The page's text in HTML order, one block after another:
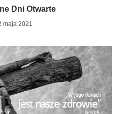
Dni Otwarte
maja 2021